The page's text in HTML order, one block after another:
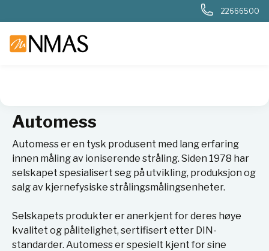
22666500
Automess
Automess er en tysk produsent med lang erfaring
innen måling av ioniserende stråling. Siden 1978 har
selskapet spesialisert seg på utvikling, produksjon og
salg av kjernefysiske strålingsmålingsenheter.
Selskapets produkter er anerkjent for deres høye
kvalitet og pålitelighet, sertifisert etter DIN-
standarder. Automess er spesielt kjent for sine